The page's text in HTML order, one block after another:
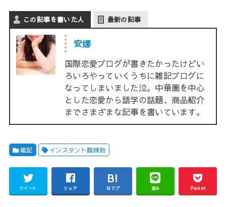
この記事を書いた人 最新の記事
安娜
国際恋愛ブログが書きたかったけどい
ろいろやっていくうちに雑記ブログに
なってしまいました泣。中華圏を中心
とした恋愛から語学の話題、商品紹介
までさまざまな記事を書いています。
雑記 インスタント酸辣粉
ツイート シェア はてブ 送る Pocket